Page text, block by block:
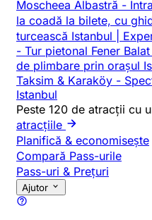
Moscheea Albastră -
la coadă la bilete, cu
turcească Istanbul |
- Tur pietonal Fener
de plimbare prin orașul
Taksim & Karaköy -
Istanbul
Peste 120 de atracții cu
atracțiile
Planifică & economisește
Compară Pass-urile
Pass-uri & Prețuri
Ajutor